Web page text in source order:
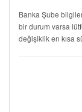
Banka Şube
bir durum varsa
değişiklik en kısa